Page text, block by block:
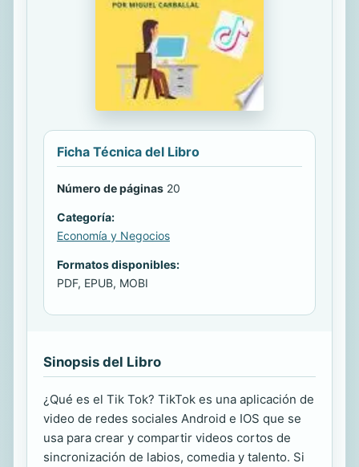
Ficha Técnica del Libro
Número de páginas 20
Categoría:
Economía y Negocios
Formatos disponibles:
PDF, EPUB, MOBI
Sinopsis del Libro
¿Qué es el Tik Tok? TikTok es una aplicación de
video de redes sociales Android e IOS que se
usa para crear y compartir videos cortos de
sincronización de labios, comedia y talento. Si